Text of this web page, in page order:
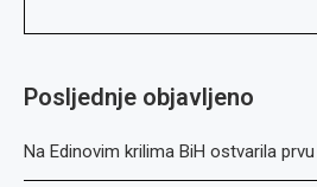
Posljednje objavljeno
Na Edinovim krilima BiH ostvarila